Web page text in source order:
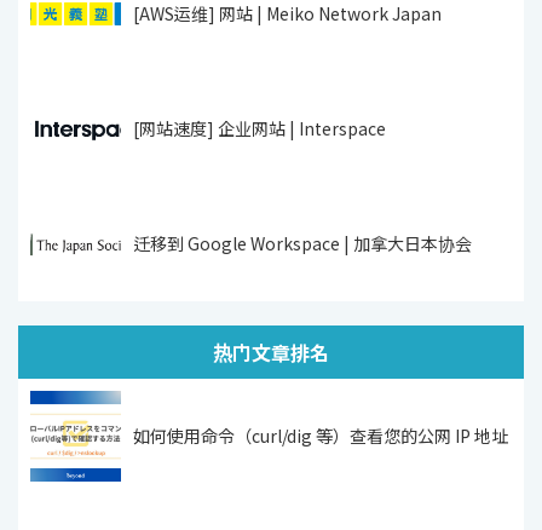
[AWS运维] 网站 | Meiko Network Japan
[网站速度] 企业网站 | Interspace
迁移到 Google Workspace | 加拿大日本协会
热门文章排名
如何使用命令（curl/dig 等）查看您的公网 IP 地址